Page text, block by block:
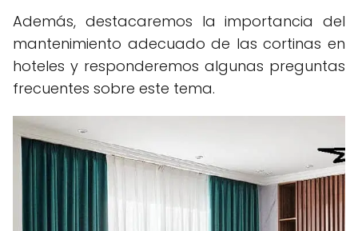
Además, destacaremos la importancia del
mantenimiento adecuado de las cortinas en
hoteles y responderemos algunas preguntas
frecuentes sobre este tema.